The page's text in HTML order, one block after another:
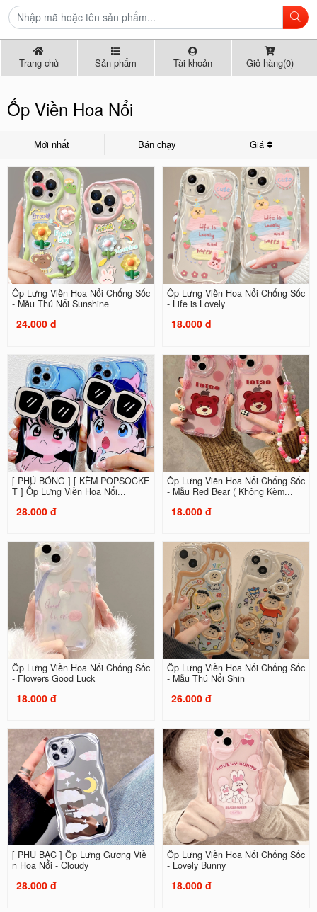
Trang chủ Sản phẩm Tài khoản Giỏ hàng(0)
Ốp Viền Hoa Nổi
Mới nhất Bán chạy Giá
Ốp Lưng Viền Hoa Nổi Chống Sốc
- Mẫu Thú Nổi Sunshine
24.000 đ
Ốp Lưng Viền Hoa Nổi Chống Sốc
- Life is Lovely
18.000 đ
[ PHỦ BÓNG ] [ KÈM POPSOCKE
T ] Ốp Lưng Viền Hoa Nổi...
28.000 đ
Ốp Lưng Viền Hoa Nổi Chống Sốc
- Mẫu Red Bear ( Không Kèm...
18.000 đ
Ốp Lưng Viền Hoa Nổi Chống Sốc
- Flowers Good Luck
18.000 đ
Ốp Lưng Viền Hoa Nổi Chống Sốc
- Mẫu Thú Nổi Shin
26.000 đ
[ PHỦ BẠC ] Ốp Lưng Gương Viề
n Hoa Nổi - Cloudy
28.000 đ
Ốp Lưng Viền Hoa Nổi Chống Sốc
- Lovely Bunny
18.000 đ